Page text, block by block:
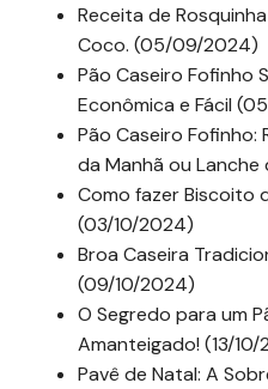
Receita de
Coco. (05/09/2024)
Pão Caseiro Fofinho
Econômica e Fácil
Pão Caseiro Fofinho:
da Manhã ou
Como fazer Biscoito
(03/10/2024)
Broa Caseira
(09/10/2024)
O Segredo para um
Amanteigado! (13/
Pavê de Natal: A